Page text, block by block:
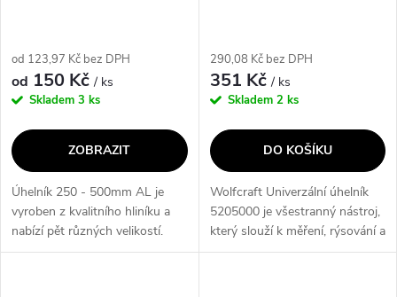
od 123,97 Kč bez DPH
od 150 Kč/ ks
Skladem 3 ks
ZOBRAZIT
Úhelník 250 - 500mm AL je
vyroben z kvalitního hliníku a
nabízí pět různých velikostí.
Jeho přesnost a odolnost jsou
290,08 Kč bez DPH
351 Kč/ ks
Skladem 2 ks
DO KOŠÍKU
Wolfcraft Univerzální úhelník
5205000 je všestranný nástroj,
který slouží k měření, rýsování a
značení. Jeho výhodou je